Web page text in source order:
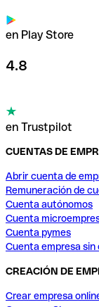
en Play Store
4.8
en Trustpilot
CUENTAS DE
Abrir cuenta de
Remuneración de
Cuenta autónomos
Cuenta
Cuenta pymes
Cuenta empresa sin
CREACIÓN DE
Crear empresa